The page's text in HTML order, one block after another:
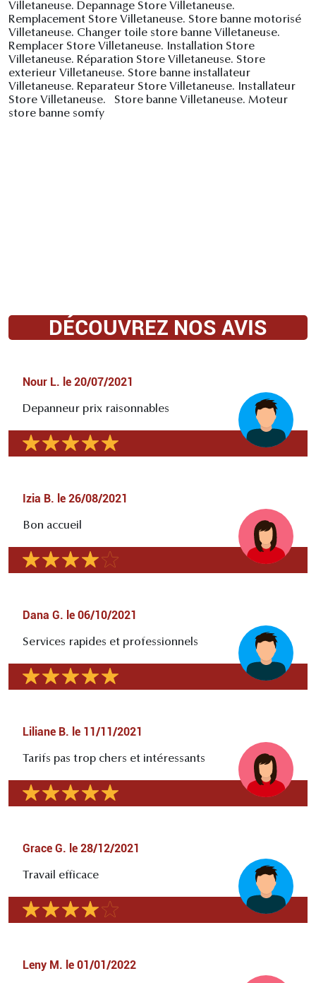
Villetaneuse. Depannage Store Villetaneuse.
Remplacement Store Villetaneuse. Store banne motorisé
Villetaneuse. Changer toile store banne Villetaneuse.
Remplacer Store Villetaneuse. Installation Store
Villetaneuse. Réparation Store Villetaneuse. Store
exterieur Villetaneuse. Store banne installateur
Villetaneuse. Reparateur Store Villetaneuse. Installateur
Store Villetaneuse. Store banne Villetaneuse. Moteur
store banne somfy
DÉCOUVREZ NOS AVIS
Nour L. le 20/07/2021
Depanneur prix raisonnables
Izia B. le 26/08/2021
Bon accueil
Dana G. le 06/10/2021
Services rapides et professionnels
Liliane B. le 11/11/2021
Tarifs pas trop chers et intéressants
Grace G. le 28/12/2021
Travail efficace
Leny M. le 01/01/2022